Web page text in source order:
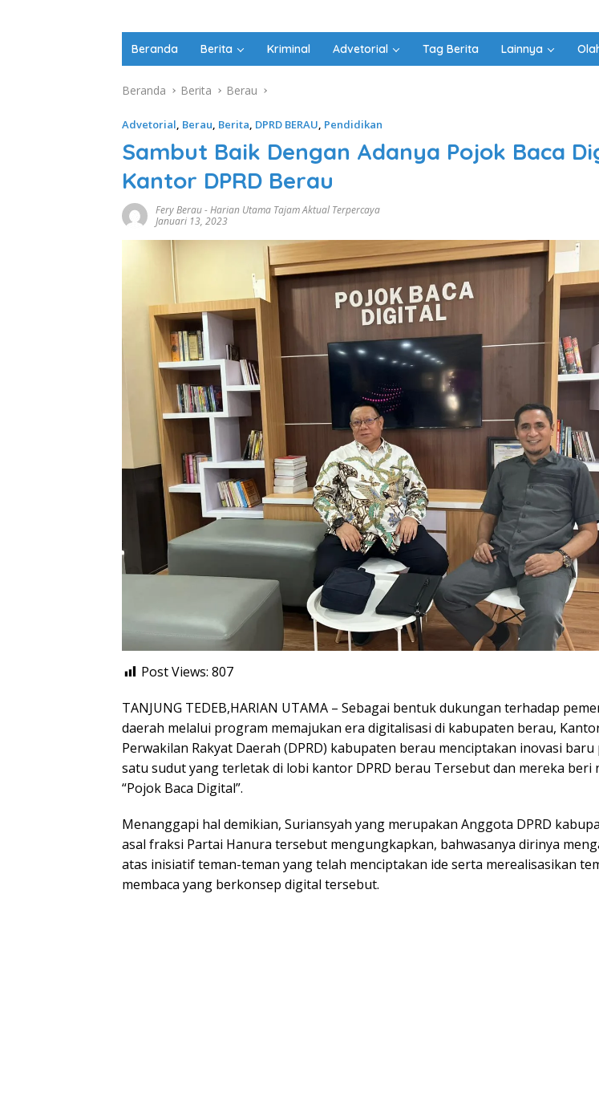
Beranda Berita Kriminal Advetorial Tag Berita Lainnya
Beranda Berita Berau
Advetorial, Berau, Berita, DPRD BERAU, Pendidikan
Sambut Baik Dengan Adanya Pojok Baca
Kantor DPRD Berau
Fery Berau-Harian Utama Tajam Aktual Terpercaya
Januari 13, 2023
Post Views: 807
TANJUNG TEDEB,HARIAN UTAMA – Sebagai bentuk dukungan terhadap
daerah melalui program memajukan era digitalisasi di kabupaten berau,
Perwakilan Rakyat Daerah (DPRD) kabupaten berau menciptakan inovasi baru
satu sudut yang terletak di lobi kantor DPRD berau Tersebut dan mereka beri
“Pojok Baca Digital”.
Menanggapi hal demikian, Suriansyah yang merupakan Anggota DPRD
asal fraksi Partai Hanura tersebut mengungkapkan, bahwasanya dirinya
atas inisiatif teman-teman yang telah menciptakan ide serta merealisasikan
membaca yang berkonsep digital tersebut.